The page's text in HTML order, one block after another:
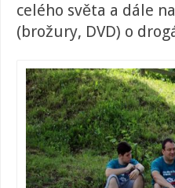
celého světa a dále
(brožury, DVD) o